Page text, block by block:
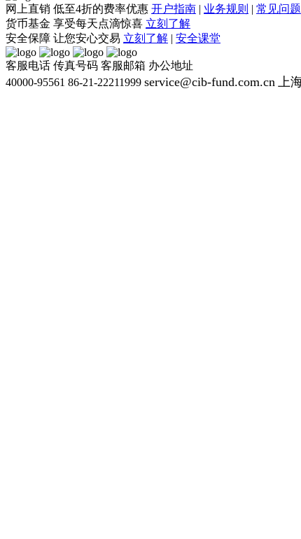
网上直销 低至4折的费率优惠 开户指南 | 业务规则 | 常见问题
货币基金 享受每天点滴惊喜 立刻了解
安全保障 让您安心交易 立刻了解 | 安全课堂
客服电话 传真号码 客服邮箱 办公地址
40000-95561 86-21-22211999 service@cib-fund.com.cn 上